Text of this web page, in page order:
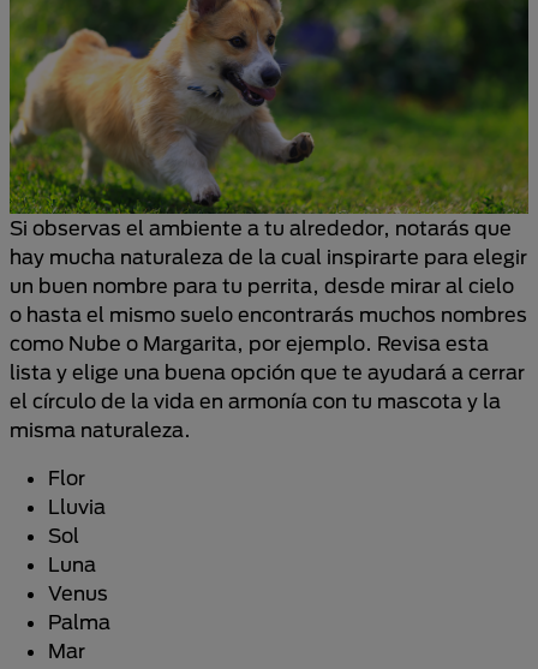
Si observas el ambiente a tu alrededor, notarás que
hay mucha naturaleza de la cual inspirarte para elegir
un buen nombre para tu perrita, desde mirar al cielo
o hasta el mismo suelo encontrarás muchos nombres
como Nube o Margarita, por ejemplo. Revisa esta
lista y elige una buena opción que te ayudará a cerrar
el círculo de la vida en armonía con tu mascota y la
misma naturaleza.
Flor
Lluvia
Sol
Luna
Venus
Palma
Mar